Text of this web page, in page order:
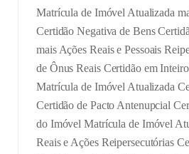
Matrícula de Imóvel Atualizada
Certidão Negativa de Bens
mais Ações Reais e Pessoais
de Ônus ReaisCertidão em
Matrícula de Imóvel Atualizada
Certidão de Pacto Antenupcial
do Imóvel Matrícula de Imóvel
Reais e Ações Reipersecutórias